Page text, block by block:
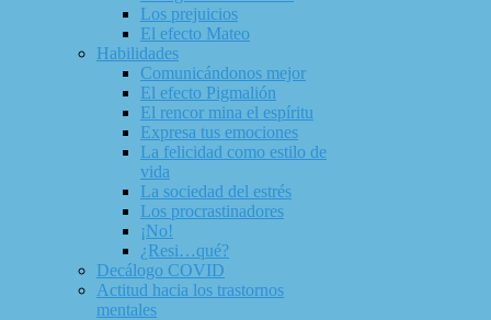
Los prejuicios
El efecto Mateo
Habilidades
Comunicándonos mejor
El efecto Pigmalión
El rencor mina el espíritu
Expresa tus emociones
La felicidad como estilo de
vida
La sociedad del estrés
Los procrastinadores
¡No!
¿Resi…qué?
Decálogo COVID
Actitud hacia los trastornos
mentales